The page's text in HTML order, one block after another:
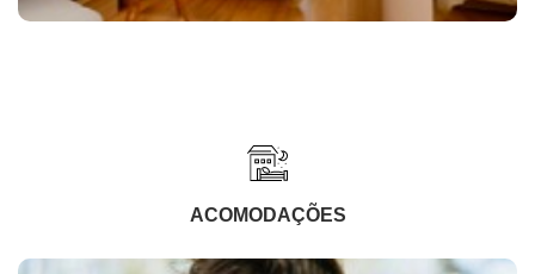
ACOMODAÇÕES